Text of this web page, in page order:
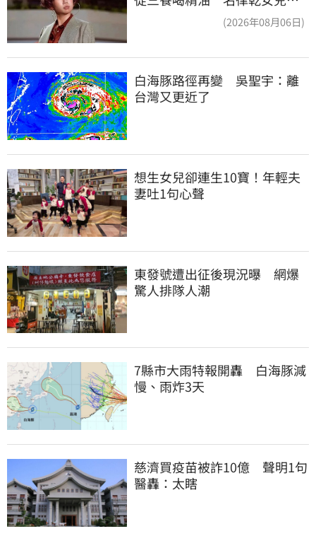
(2026年08月06日)
白海豚路徑再變　吳聖宇：離
台灣又更近了
想生女兒卻連生10寶！年輕夫
妻吐1句心聲
東發號遭出征後現況曝　網爆
驚人排隊人潮
7縣市大雨特報開轟　白海豚減
慢、雨炸3天
慈濟買疫苗被詐10億　聲明1句
醫轟：太瞎